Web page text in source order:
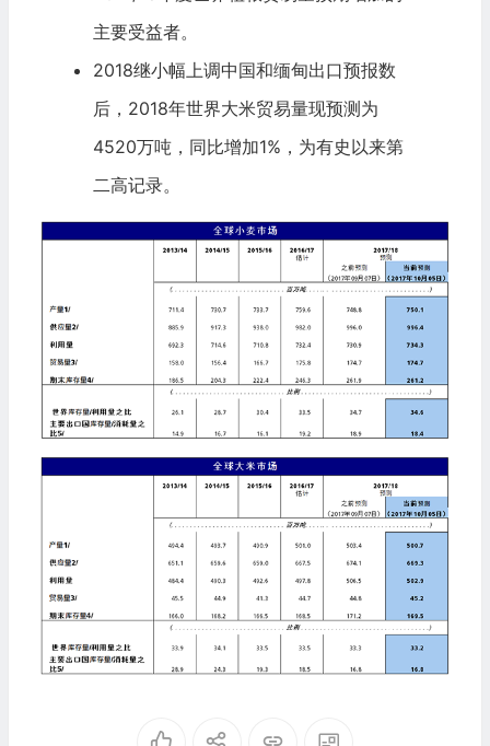
主要受益者。
2018继小幅上调中国和缅甸出口预报数
后，2018年世界大米贸易量现预测为
4520万吨，同比增加1%，为有史以来第
二高记录。